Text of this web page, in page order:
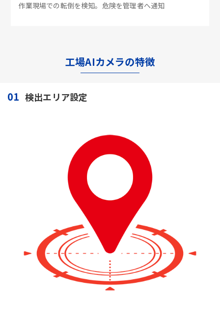
作業現場での転倒を検知。危険を管理者へ通知
工場AIカメラの特徴
01 検出エリア設定